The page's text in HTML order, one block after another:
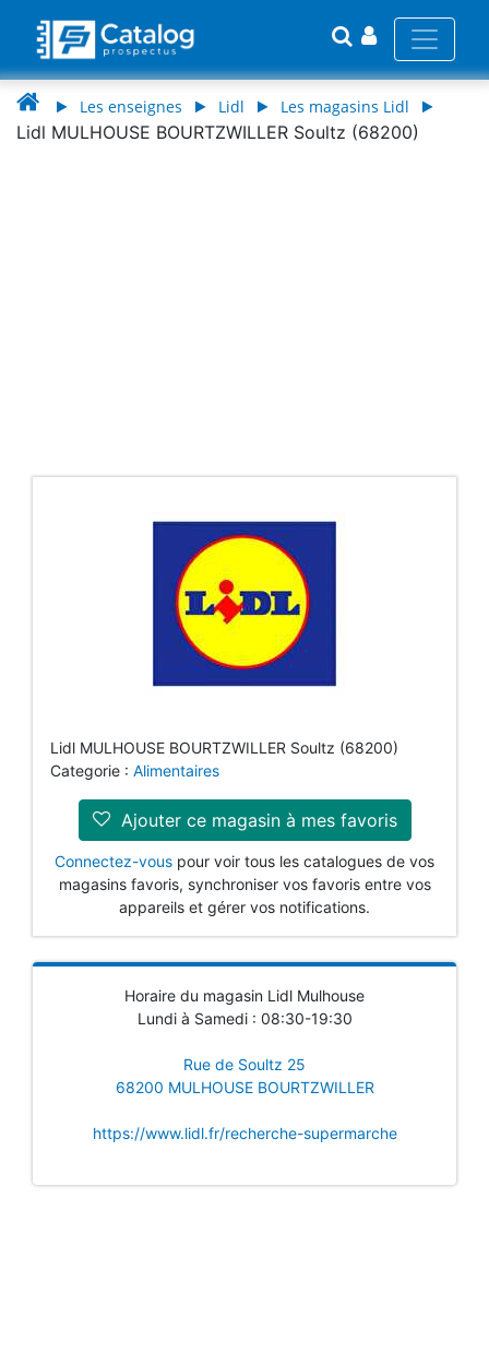
Les enseignes Lidl Les magasins Lidl
Lidl MULHOUSE BOURTZWILLER Soultz (68200)
Lidl MULHOUSE BOURTZWILLER Soultz (68200)
Categorie : Alimentaires
Ajouter ce magasin à mes favoris
Connectez-vous pour voir tous les catalogues de vos
magasins favoris, synchroniser vos favoris entre vos
appareils et gérer vos notifications.
Horaire du magasin Lidl Mulhouse
Lundi à Samedi : 08:30-19:30
Rue de Soultz 25
68200 MULHOUSE BOURTZWILLER
https://www.lidl.fr/recherche-supermarche